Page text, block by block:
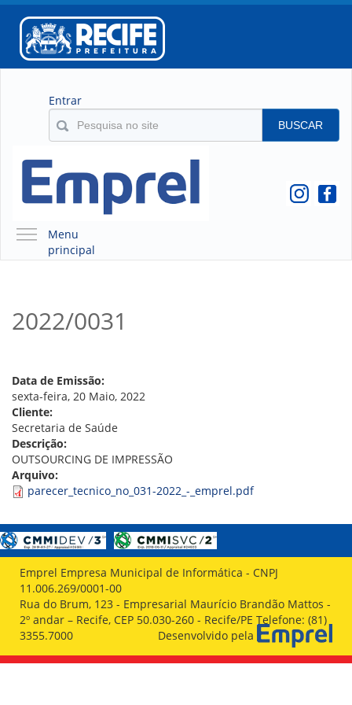
Entrar
BUSCAR
Menu
principal
O QUE É A EMPREL
CONSELHOS
LOCALIZAÇÃO
GESTORES
GOVERNANÇA
NOTÍCIAS
COMPRAS
COMISSÕES
LICITAÇÕES
REGULAMENTO INTERNO DE LICITAÇÕES E
CONTRATO
GESTÃO DE PESSOAS
COLABORADORES
2022/0031
Data de Emissão:
sexta-feira, 20 Maio, 2022
Cliente:
Secretaria de Saúde
Descrição:
OUTSOURCING DE IMPRESSÃO
Arquivo:
parecer_tecnico_no_031-2022_-_emprel.pdf
Emprel Empresa Municipal de Informática - CNPJ
11.006.269/0001-00
Rua do Brum, 123 - Empresarial Maurício Brandão Mattos -
2º andar – Recife, CEP 50.030-260 - Recife/PE Telefone: (81)
3355.7000
Desenvolvido pela